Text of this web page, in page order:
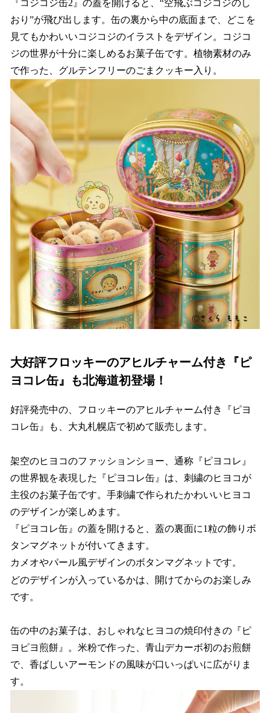
『コジコジ缶2』の蓋を開けると、“空飛ぶコジコジのし
おり”が飛び出します。缶の裏から中の底面まで、どこを
見てもかわいいコジコジのイラストをデザイン。コジコ
ジの世界が十分に楽しめるお菓子缶です。植物素材のみ
で作った、グルテンフリーのごまクッキー入り。
大好評フロッキーのアヒルチャーム付き『ピ
ヨコレ缶』も北海道初登場！
好評発売中の、フロッキーのアヒルチャーム付き『ピヨ
コレ缶』も、大丸札幌店で初めて販売します。
架空のヒヨコのファッションショー、通称『ピヨコレ』
の世界観を表現した『ピヨコレ缶』は、刺繍のヒヨコが
主役のお菓子缶です。手刺繍で作られたかわいいヒヨコ
のデザインが楽しめます。
『ピヨコレ缶』の蓋を開けると、蓋の裏面に1粒の飾りボ
タンマグネットが付いてきます。
カメオやパール風デザインのボタンマグネットです。
どのデザインが入っているかは、開けてからのお楽しみ
です。
缶の中のお菓子は、おしゃれなヒヨコの焼印付きの『ピ
ヨピヨ煎餅』。米粉で作った、青山デカーボ初のお煎餅
で、香ばしいアーモンドの風味が口いっぱいに広がりま
す。